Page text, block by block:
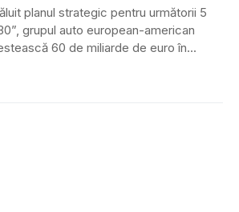
planul strategic pentru următorii 5
grupul auto european-american
60 de miliarde de euro în...